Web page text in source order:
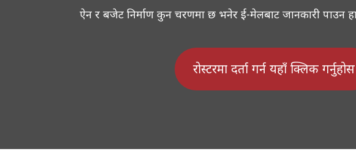
ऐन र बजेट निर्माण कुन चरणमा छ भनेर ई-मेलबाट जानकारी पाउन
रोस्टरमा दर्ता गर्न यहाँ क्लिक गर्नुहोस